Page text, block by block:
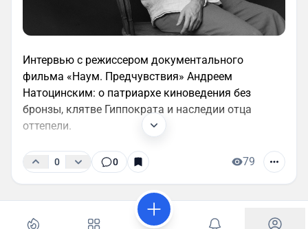
Интервью с режиссером документального
фильма «Наум. Предчувствия» Андреем
Натоцинским: о патриархе киноведения без
бронзы, клятве Гиппократа и наследии отца
оттепели.
0 0 79